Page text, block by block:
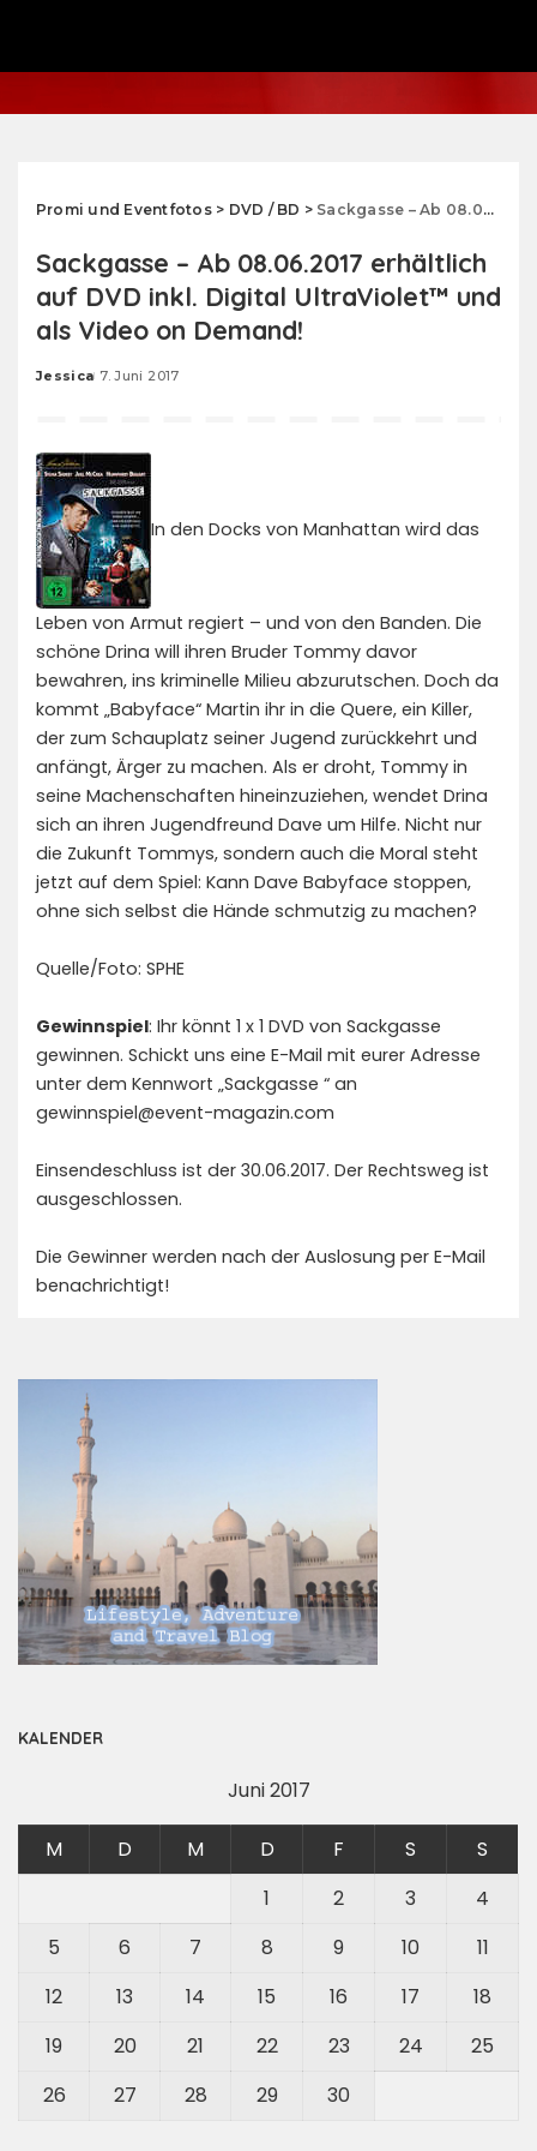
Promi und Eventfotos> DVD / BD > Sackgasse – Ab 08.06.2017 erhältlich auf DVD inkl. Digital UltraViolet™ und als Video on Demand!
Sackgasse – Ab 08.06.2017 erhältlich
auf DVD inkl. Digital UltraViolet™ und
als Video on Demand!
Posted
Jessica 7. Juni 2017
In den Docks von Manhattan wird das
Leben von Armut regiert – und von den Banden. Die
schöne Drina will ihren Bruder Tommy davor
bewahren, ins kriminelle Milieu abzurutschen. Doch da
kommt „Babyface“ Martin ihr in die Quere, ein Killer,
der zum Schauplatz seiner Jugend zurückkehrt und
anfängt, Ärger zu machen. Als er droht, Tommy in
seine Machenschaften hineinzuziehen, wendet Drina
sich an ihren Jugendfreund Dave um Hilfe. Nicht nur
die Zukunft Tommys, sondern auch die Moral steht
jetzt auf dem Spiel: Kann Dave Babyface stoppen,
ohne sich selbst die Hände schmutzig zu machen?
Quelle/Foto: SPHE
Gewinnspiel: Ihr könnt 1 x 1 DVD von Sackgasse
gewinnen. Schickt uns eine E-Mail mit eurer Adresse
unter dem Kennwort „Sackgasse “ an
gewinnspiel@event-magazin.com
Einsendeschluss ist der 30.06.2017. Der Rechtsweg ist
ausgeschlossen.
Die Gewinner werden nach der Auslosung per E-Mail
benachrichtigt!
KALENDER
Juni 2017
M D M D F S
S
1
2 3
4
5
6 7 8 9 10
11
12
13 14 15 16 17
18
19
20 21 22 23 24
25
26
27 28 29 30